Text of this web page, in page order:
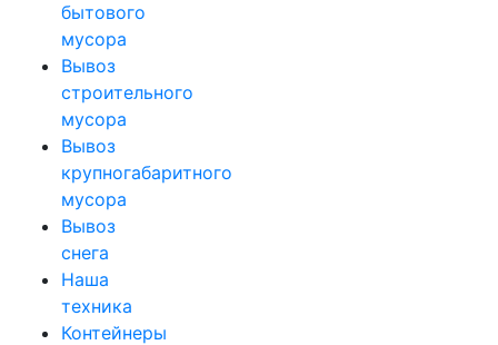
бытового
мусора
Вывоз
строительного
мусора
Вывоз
крупногабаритного
мусора
Вывоз
снега
Наша
техника
Контейнеры